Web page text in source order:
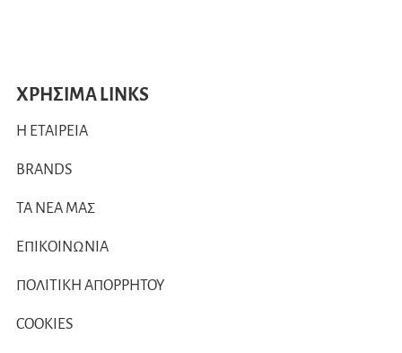
ΧΡΗΣΙΜΑ LINKS
Η ΕΤΑΙΡΕΙΑ
BRANDS
ΤΑ ΝΕΑ ΜΑΣ
ΕΠΙΚΟΙΝΩΝΙΑ
ΠΟΛΙΤΙΚΗ ΑΠΟΡΡΗΤΟΥ
COOKIES